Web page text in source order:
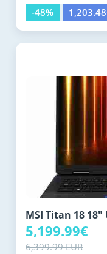
-48%
MSI Titan 18 18"
5,199.99€
6,399.99 EUR